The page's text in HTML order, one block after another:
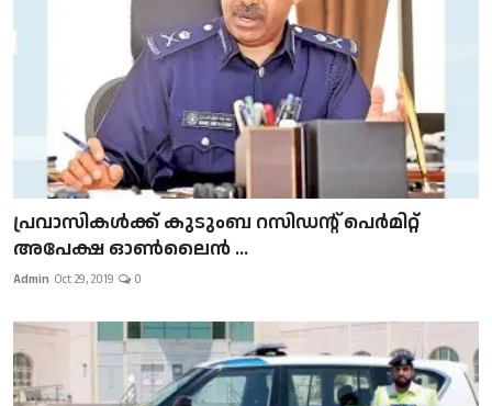
പ്രവാസികള്‍ക്ക് കുടുംബ റസിഡന്റ് പെർമിറ്റ്
അപേക്ഷ ഓൺലൈൻ ...
Admin Oct 29, 2019 0